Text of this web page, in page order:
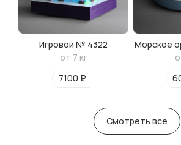
Игровой № 4322
от 7 кг
7100 ₽
Морское
Смотреть все